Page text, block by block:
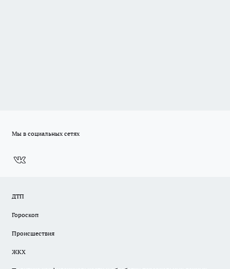
Мы в социальных сетях
ДТП
Гороскоп
Происшествия
ЖКХ